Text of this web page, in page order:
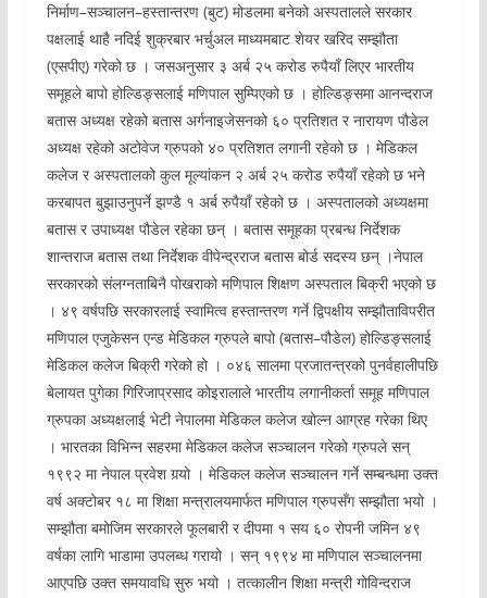
निर्माण–सञ्चालन–हस्तान्तरण (बुट) मोडलमा बनेको अस्पतालले सरकार
पक्षलाई थाहै नदिई शुक्रबार भर्चुअल माध्यमबाट शेयर खरिद सम्झौता
(एसपीए) गरेको छ । जसअनुसार ३ अर्ब २५ करोड रुपैयाँ लिएर भारतीय
समूहले बापो होल्डिङ्सलाई मणिपाल सुम्पिएको छ । होल्डिङ्समा आनन्दराज
बतास अध्यक्ष रहेको बतास अर्गनाइजेसनको ६० प्रतिशत र नारायण पौडेल
अध्यक्ष रहेको अटोवेज ग्रुपको ४० प्रतिशत लगानी रहेको छ । मेडिकल
कलेज र अस्पतालको कुल मूल्यांकन २ अर्ब २५ करोड रुपैयाँ रहेको छ भने
करबापत बुझाउनुपर्ने झण्डै १ अर्ब रुपैयाँ रहेको छ । अस्पतालको अध्यक्षमा
बतास र उपाध्यक्ष पौडेल रहेका छन् । बतास समूहका प्रबन्ध निर्देशक
शान्तराज बतास तथा निर्देशक वीपेन्द्रराज बतास बोर्ड सदस्य छन् ।नेपाल
सरकारको संलग्नताबिनै पोखराको मणिपाल शिक्षण अस्पताल बिक्री भएको छ
। ४९ वर्षपछि सरकारलाई स्वामित्व हस्तान्तरण गर्ने द्विपक्षीय सम्झौताविपरीत
मणिपाल एजुकेसन एन्ड मेडिकल ग्रुपले बापो (बतास–पौडेल) होल्डिङ्सलाई
मेडिकल कलेज बिक्री गरेको हो । ०४६ सालमा प्रजातन्त्रको पुनर्वहालीपछि
बेलायत पुगेका गिरिजाप्रसाद कोइरालाले भारतीय लगानीकर्ता समूह मणिपाल
ग्रुपका अध्यक्षलाई भेटी नेपालमा मेडिकल कलेज खोल्न आग्रह गरेका थिए
। भारतका विभिन्न सहरमा मेडिकल कलेज सञ्चालन गरेको ग्रुपले सन्
१९९२ मा नेपाल प्रवेश गर्‍यो । मेडिकल कलेज सञ्चालन गर्ने सम्बन्धमा उक्त
वर्ष अक्टोबर १८ मा शिक्षा मन्त्रालयमार्फत मणिपाल ग्रुपसँग सम्झौता भयो ।
सम्झौता बमोजिम सरकारले फूलबारी र दीपमा १ सय ६० रोपनी जमिन ४९
वर्षका लागि भाडामा उपलब्ध गरायो । सन् १९९४ मा मणिपाल सञ्चालनमा
आएपछि उक्त समयावधि सुरु भयो । तत्कालीन शिक्षा मन्त्री गोविन्दराज